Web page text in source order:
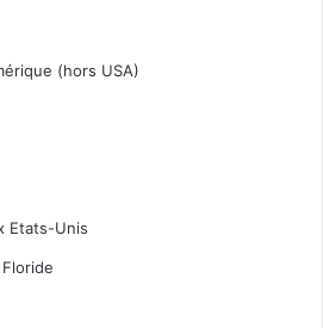
(hors USA)
Etats-Unis